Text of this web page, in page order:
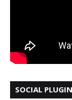
SOCIAL PLUGIN